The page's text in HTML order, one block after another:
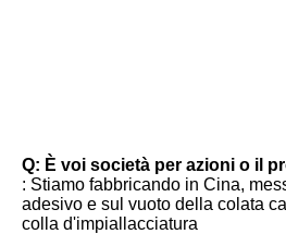
Q: È voi società per azioni o il
: Stiamo fabbricando in Cina,
adesivo e sul vuoto della colata
colla d'impiallacciatura